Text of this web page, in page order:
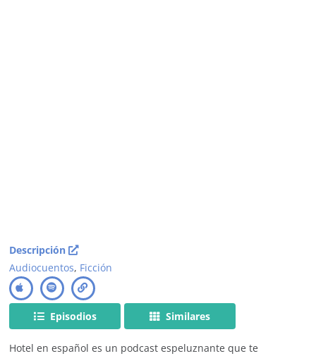
Descripción
Audiocuentos, Ficción
Episodios Similares
Hotel en español es un podcast espeluznante que te